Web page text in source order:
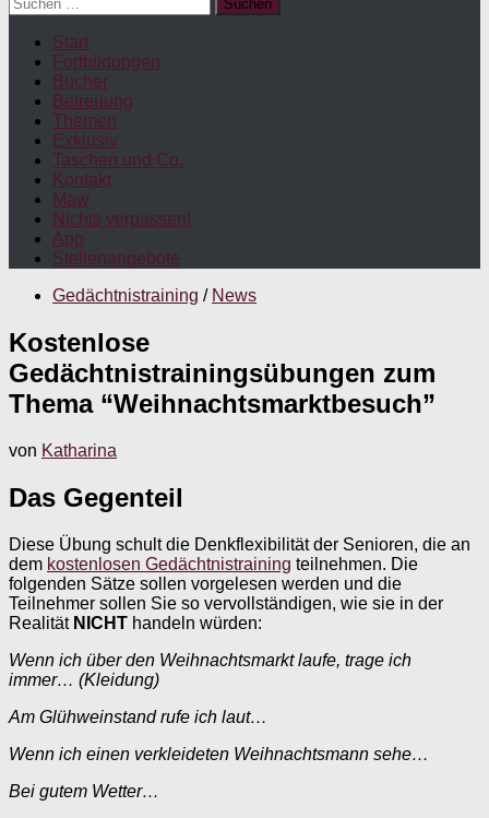
nach:
Start
Fortbildungen
Bücher
Betreuung
Themen
Exklusiv
Taschen und Co.
Kontakt
Maw
Nichts verpassen!
App
Stellenangebote
Gedächtnistraining / News
Kostenlose
Gedächtnistrainingsübungen zum
Thema “Weihnachtsmarktbesuch”
von Katharina
Das Gegenteil
Diese Übung schult die Denkflexibilität der Senioren, die an
dem kostenlosen Gedächtnistraining teilnehmen. Die
folgenden Sätze sollen vorgelesen werden und die
Teilnehmer sollen Sie so vervollständigen, wie sie in der
Realität NICHT handeln würden:
Wenn ich über den Weihnachtsmarkt laufe, trage ich
immer… (Kleidung)
Am Glühweinstand rufe ich laut…
Wenn ich einen verkleideten Weihnachtsmann sehe…
Bei gutem Wetter…